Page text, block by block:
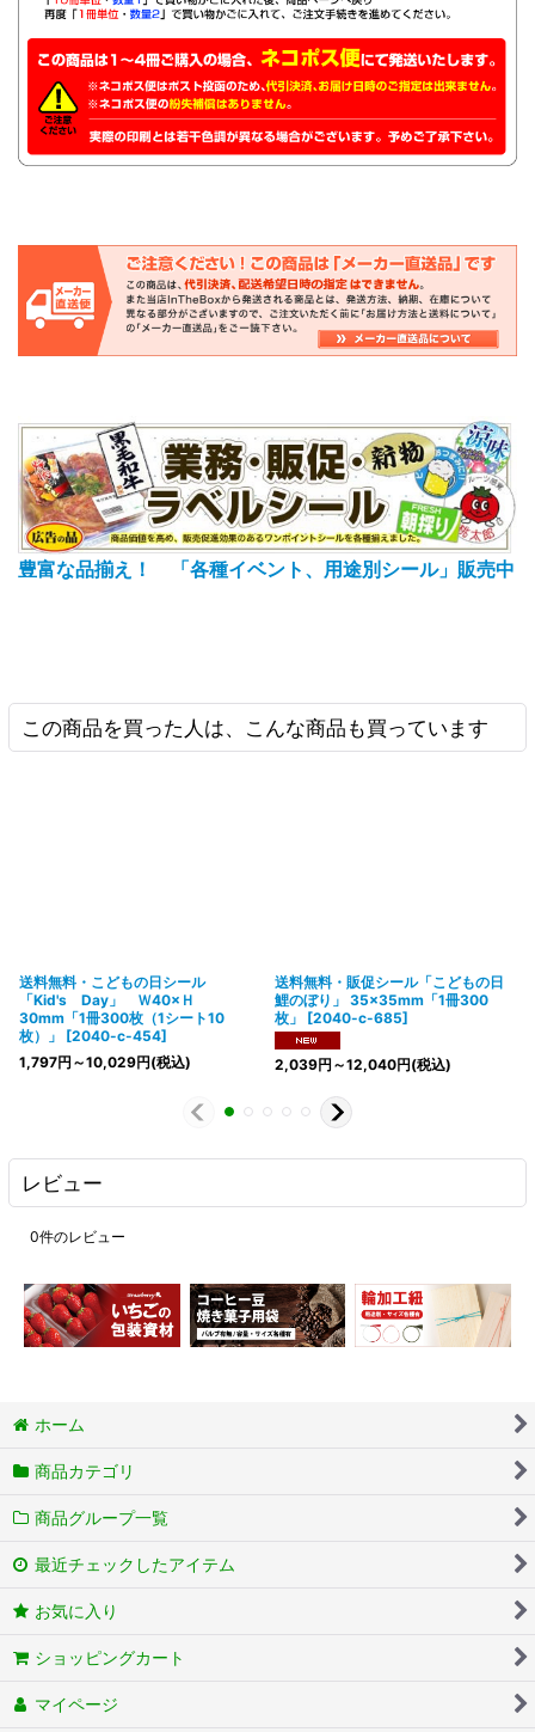
豊富な品揃え！ 「各種イベント、用途別シール」販売中
この商品を買った人は、こんな商品も買っています
送料無料・こどもの日シール
「Kid's Day」 Ｗ40×Ｈ
30mm「1冊300枚（1シート10
枚）」
[2040-c-454]
1,797円 ～10,029円(税込)
送料無料・販促シール「こどもの日
鯉のぼり」 35×35mm「1冊300
枚」
[2040-c-685]
2,039円 ～12,040円(税込)
レビュー
0件のレビュー
ホーム
商品カテゴリ
商品グループ一覧
最近チェックしたアイテム
お気に入り
ショッピングカート
マイページ